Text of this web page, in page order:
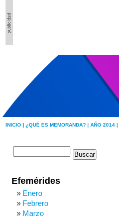
INICIO | ¿QUÉ ES MEMORANDA? | AÑO 2014 |
Efemérides
Enero
Febrero
Marzo